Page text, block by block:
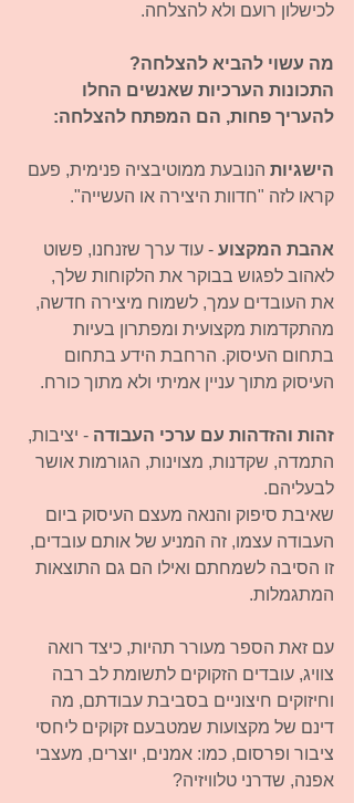
לכישלון רועם ולא להצלחה.
מה עשוי להביא להצלחה?
התכונות הערכיות שאנשים החלו
להעריך פחות, הם המפתח להצלחה:
הישגיות הנובעת ממוטיבציה פנימית, פעם
קראו לזה "חדוות היצירה או העשייה".
אהבת המקצוע - עוד ערך שזנחנו, פשוט
לאהוב לפגוש בבוקר את הלקוחות שלך,
את העובדים עמך, לשמוח מיצירה חדשה,
מהתקדמות מקצועית ומפתרון בעיות
בתחום העיסוק. הרחבת הידע בתחום
העיסוק מתוך עניין אמיתי ולא מתוך כורח.
זהות והזדהות עם ערכי העבודה - יציבות,
התמדה, שקדנות, מצוינות, הגורמות אושר
לבעליהם.
שאיבת סיפוק והנאה מעצם העיסוק ביום
העבודה עצמו, זה המניע של אותם עובדים,
זו הסיבה לשמחתם ואילו הם גם התוצאות
המתגמלות.
עם זאת הספר מעורר תהיות, כיצד רואה
צוויג, עובדים הזקוקים לתשומת לב רבה
וחיזוקים חיצוניים בסביבת עבודתם, מה
דינם של מקצועות שמטבעם זקוקים ליחסי
ציבור ופרסום, כמו: אמנים, יוצרים, מעצבי
אפנה, שדרני טלוויזיה?